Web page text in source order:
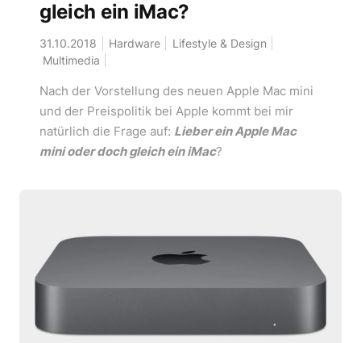
gleich ein iMac?
31.10.2018 Hardware
Lifestyle & Design
Multimedia
Nach der Vorstellung des neuen Apple Mac mini
und der Preispolitik bei Apple kommt bei mir
natürlich die Frage auf: Lieber ein Apple Mac
mini oder doch gleich ein iMac?